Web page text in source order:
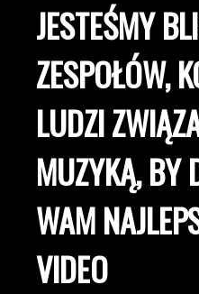
JESTEŚMY
ZESPOŁÓW,
LUDZI
MUZYKĄ, BY
WAM
VIDEO